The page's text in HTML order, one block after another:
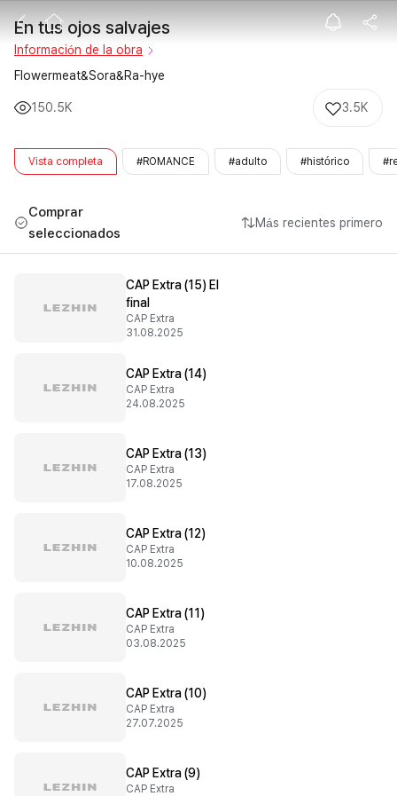
En tus ojos
En tus ojos salvajes
Información de la obra
Flowermeat&Sora&Ra-hye
150.5K 3.5K
Vista completa #ROMANCE #adulto #histórico
Comprar
seleccionados
Más recientes primero
CAP Extra (15) El
final
CAP Extra
31.08.2025
CAP Extra (14)
CAP Extra
24.08.2025
CAP Extra (13)
CAP Extra
17.08.2025
CAP Extra (12)
CAP Extra
10.08.2025
CAP Extra (11)
CAP Extra
03.08.2025
CAP Extra (10)
CAP Extra
27.07.2025
CAP Extra (9)
CAP Extra